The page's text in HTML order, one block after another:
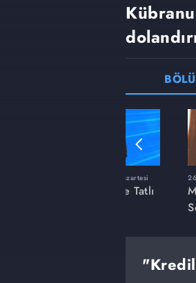
8 Haziran 2026, Pazartesi
Müge Anlı ile Tatlı